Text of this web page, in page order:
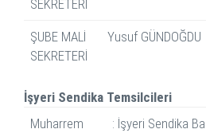
SEKRETERİ
ŞUBE MALİ
SEKRETERİ
Yusuf GÜNDOĞDU
İşyeri Sendika Temsilcileri
Muharrem
: İşyeri Sendika